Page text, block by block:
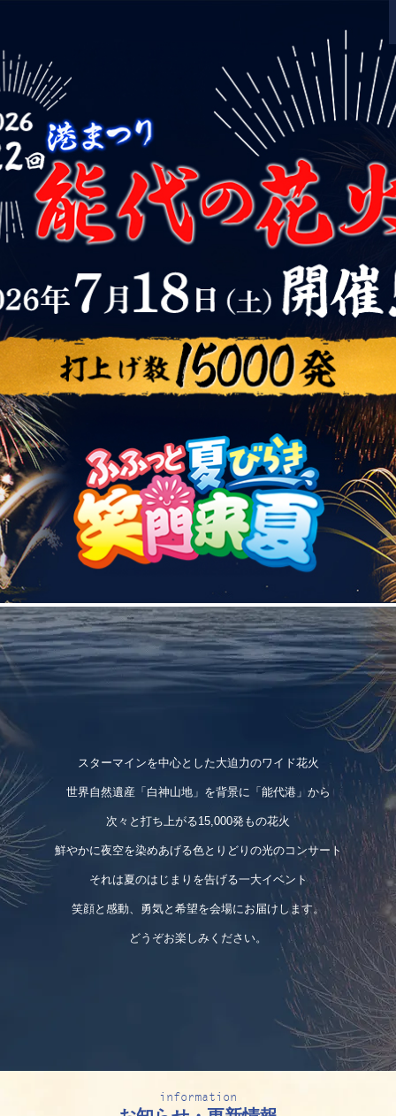
スターマインを中心とした大迫力のワイド花火
世界自然遺産「白神山地」を背景に「能代港」から
次々と打ち上がる15,000発もの花火
鮮やかに夜空を染めあげる色とりどりの光のコンサート
それは夏のはじまりを告げる一大イベント
笑顔と感動、勇気と希望を会場にお届けします。
どうぞお楽しみください。
information